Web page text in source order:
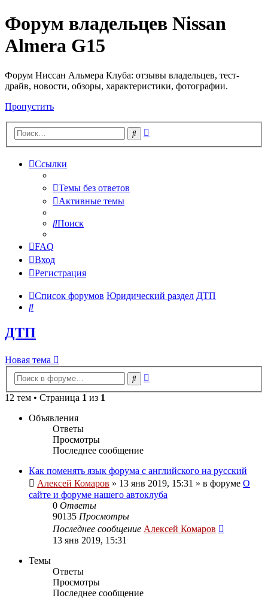
Форум владельцев Nissan
Almera G15
Форум Ниссан Альмера Клуба: отзывы владельцев, тест-
драйв, новости, обзоры, характеристики, фотографии.
Пропустить
Поиск
Ссылки
Темы без ответов
Активные темы
Поиск
FAQ
Вход
Регистрация
Список форумов Юридический раздел ДТП
Поиск
ДТП
Новая тема
Поиск
12 тем • Страница 1 из 1
Объявления
Ответы
Просмотры
Последнее сообщение
Как поменять язык форума с английского на русский
Алексей Комаров » 13 янв 2019, 15:31 » в форуме О
сайте и форуме нашего автоклуба
0 Ответы
90135 Просмотры
Последнее сообщение Алексей Комаров
13 янв 2019, 15:31
Темы
Ответы
Просмотры
Последнее сообщение